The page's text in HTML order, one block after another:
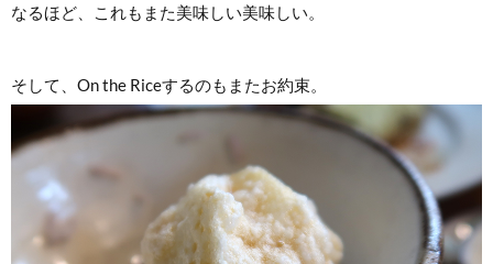
なるほど、これもまた美味しい美味しい。
そして、On the Riceするのもまたお約束。